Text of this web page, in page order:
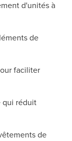
d'unités à
de
faciliter
qui réduit
de